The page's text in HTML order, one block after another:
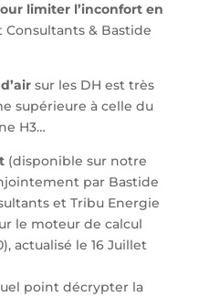
limiter l’inconfort en
Consultants & Bastide
sur les DH est très
supérieure à celle du
H3…
(disponible sur notre
par Bastide
et Tribu Energie
le moteur de calcul
actualisé le 16 Juillet
point décrypter la